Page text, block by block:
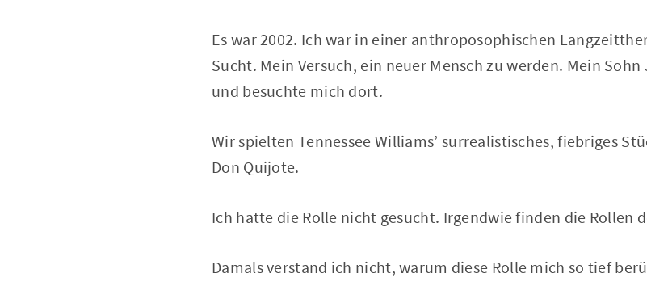
Es war 2002. Ich war in einer anthroposophischen
Sucht. Mein Versuch, ein neuer Mensch zu werden. Mein
und besuchte mich dort.
Wir spielten Tennessee Williams’ surrealistisches, fiebriges
Don Quijote.
Ich hatte die Rolle nicht gesucht. Irgendwie finden die Rollen
Damals verstand ich nicht, warum diese Rolle mich so tief